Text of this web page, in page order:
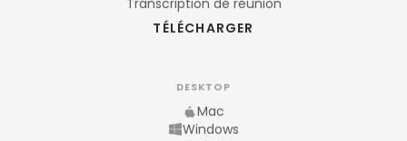
Transcription de réunion
TÉLÉCHARGER
DESKTOP
Mac
Windows